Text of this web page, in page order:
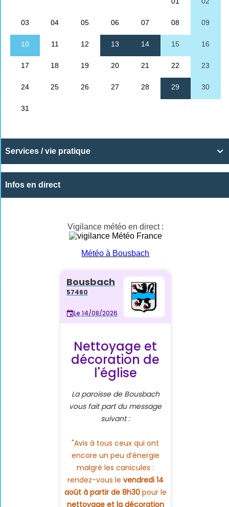

Services / vie pratique
Infos en direct
Vigilance météo en direct :
Météo à Bousbach